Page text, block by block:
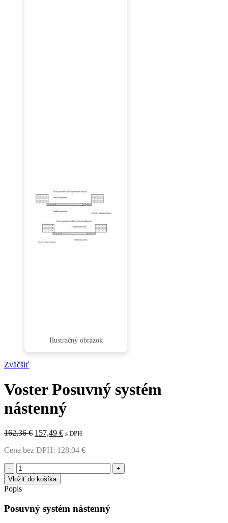
Zväčšiť
Voster Posuvný systém
nástenný
162,36€ Pôvodná
bola:
157,49 €Aktuálna
je:
s DPH
Cena bez DPH: 128,04 €
množstvo
Voster
Posuvný
nástenný
Vložiť do košíka
Popis
Posuvný systém nástenný